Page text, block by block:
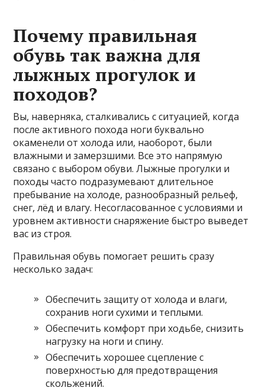
Почему правильная
обувь так важна для
лыжных прогулок и
походов?
Вы, наверняка, сталкивались с ситуацией, когда
после активного похода ноги буквально
окаменели от холода или, наоборот, были
влажными и замерзшими. Все это напрямую
связано с выбором обуви. Лыжные прогулки и
походы часто подразумевают длительное
пребывание на холоде, разнообразный рельеф,
снег, лёд и влагу. Несогласованное с условиями и
уровнем активности снаряжение быстро выведет
вас из строя.
Правильная обувь помогает решить сразу
несколько задач:
Обеспечить защиту от холода и влаги,
сохранив ноги сухими и теплыми.
Обеспечить комфорт при ходьбе, снизить
нагрузку на ноги и спину.
Обеспечить хорошее сцепление с
поверхностью для предотвращения
скольжений.